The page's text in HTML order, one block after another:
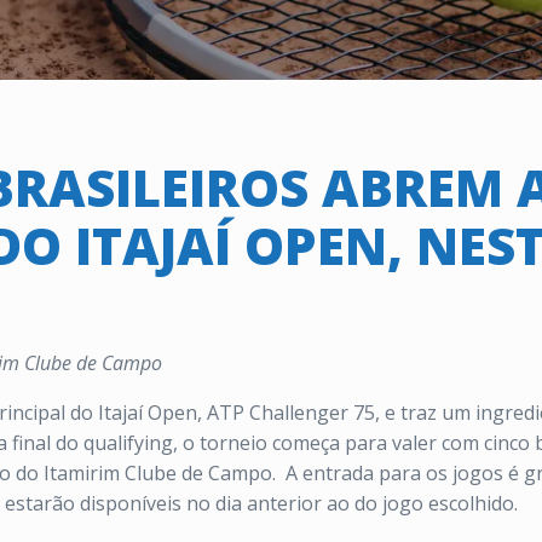
ABREM
ITAJAÍ OPEN,
Clube de Campo
do Itajaí Open, ATP Challenger 75, e traz um
final do qualifying, o torneio começa para valer com
Itamirim Clube de Campo. A entrada para os jogos é
disponíveis no dia anterior ao do jogo escolhido.